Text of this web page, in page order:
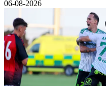
06-08-2026